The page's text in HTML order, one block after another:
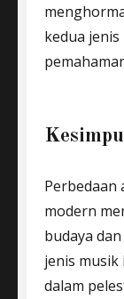
kedua
Perbedaan
modern
budaya
jenis
dalam